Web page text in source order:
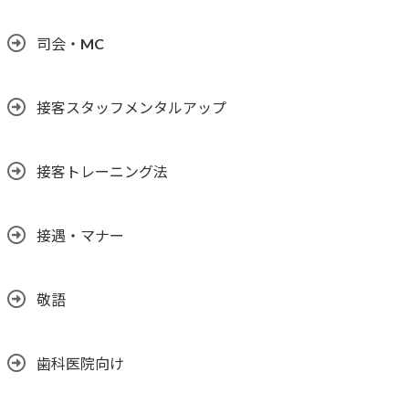
司会・MC
接客スタッフメンタルアップ
接客トレーニング法
接遇・マナー
敬語
歯科医院向け